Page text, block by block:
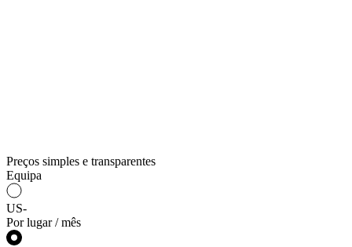
Preços simples e transparentes
Equipa
US-
Por lugar / mês